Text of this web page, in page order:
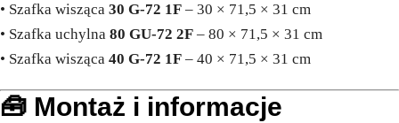
• Szafka wisząca 30 G-72 1F – 30 × 71,5 × 31 cm
• Szafka uchylna 80 GU-72 2F – 80 × 71,5 × 31 cm
• Szafka wisząca 40 G-72 1F – 40 × 71,5 × 31 cm
🧰 Montaż i informacje